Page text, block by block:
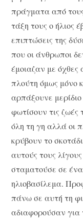
πράγματα από
τάξη τους ο ήλιος
επιπτώσεις της
που οι άνθρωποι
έμοιαζαν με
πλούτη όμως μόνο
αρπάξουνε
φωτίσουν τις ζωές
όλη τη γη αλλά οι
κρύβουν το
αυτούς τους
σταματούσε σε
ηλιοβασίλεμα.
πάνω σε αυτή τη
αδιαφορούσαν για